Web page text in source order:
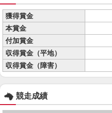
獲得賞金
本賞金
付加賞金
収得賞金（平地）
収得賞金（障害）
競走成績